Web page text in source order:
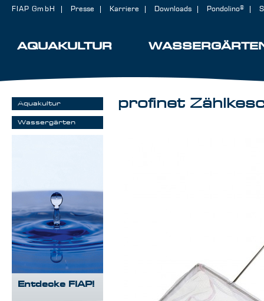
AQUAKULTUR
FIAP GmbH Presse Karriere Downloads Pondolino®
profinet
Aquakultur
Wassergärten
Entdecke FIAP!